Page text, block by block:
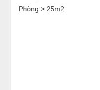
Phòng > 25m2